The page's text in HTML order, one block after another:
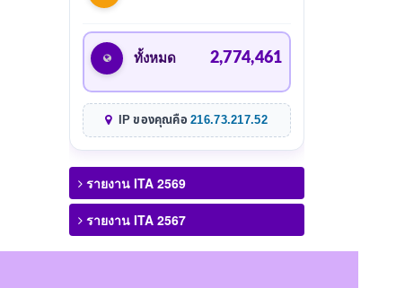
ทั้งหมด 2,774,461
IP ของคุณคือ216.73.217.52
รายงาน ITA 2569
รายงาน ITA 2567